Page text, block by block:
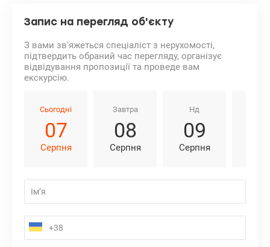
Запис на перегляд об'єкту
З вами зв'яжеться спеціаліст з нерухомості,
підтвердить обраний час перегляду, організує
відвідування пропозиції та проведе вам
екскурсію.
Сьогодні
07
Серпня
Завтра
08
Серпня
Нд
09
Серпня